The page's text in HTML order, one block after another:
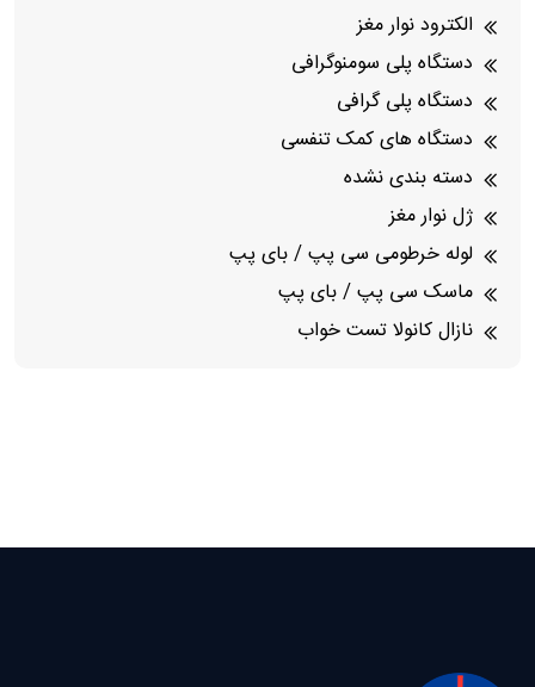
الکترود نوار مغز
دستگاه پلی سومنوگرافی
دستگاه پلی گرافی
دستگاه های کمک تنفسی
دسته بندی نشده
ژل نوار مغز
لوله خرطومی سی پپ / بای پپ
ماسک سی پپ / بای پپ
نازال کانولا تست خواب